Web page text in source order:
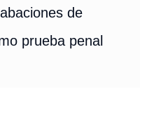
de
prueba penal